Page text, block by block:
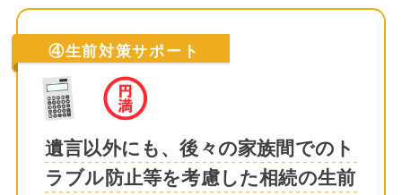
④生前対策サポート
遺言以外にも、後々の家族間でのト
ラブル防止等を考慮した相続の生前